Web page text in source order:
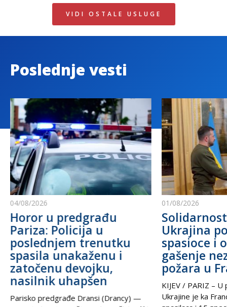
VIDI OSTALE USLUGE
Poslednje vesti
04/08/2026
Horor u predgrađu
Pariza: Policija u
poslednjem trenutku
spasila unakaženu i
zatočenu devojku,
nasilnik uhapšen
Parisko predgrađe Dransi (Drancy) —
01/08/2026
Ukrajina
spasioce i
gašenje
požara u
KIJEV / PARIZ –
Ukrajine je ka